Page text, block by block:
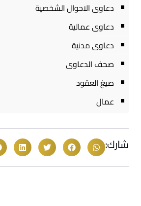
دعاوى الاحوال الشخصية
دعاوى عمالية
دعاوى مدنية
صحف الدعاوى
صيغ العقود
عمال
شارك: